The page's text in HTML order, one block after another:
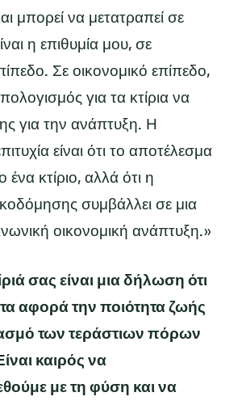
μπορεί να μετατραπεί σε
η επιθυμία μου, σε
Σε οικονομικό επίπεδο,
για τα κτίρια να
για την ανάπτυξη. Η
είναι ότι το αποτέλεσμα
ένα κτίριο, αλλά ότι η
συμβάλλει σε μια
οικονομική ανάπτυξη.»
σας είναι μια δήλωση ότι
αφορά την ποιότητα ζωής
των τεράστιων πόρων
καιρός να
με τη φύση και να